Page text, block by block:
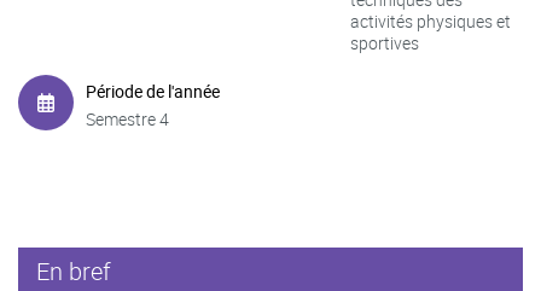
activités physiques et
sportives
Période de l'année
Semestre 4
En bref